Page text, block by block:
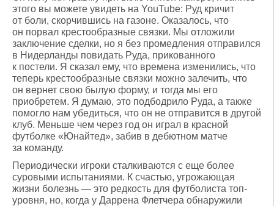
этого вы можете увидеть на YouTube: Руд кричит
от боли, скорчившись на газоне. Оказалось, что
он порвал крестообразные связки. Мы отложили
заключение сделки, но я без промедления отправился
в Нидерланды повидать Руда, прикованного
к постели. Я сказал ему, что времена изменились, что
теперь крестообразные связки можно залечить, что
он вернет свою былую форму, и тогда мы его
приобретем. Я думаю, это подбодрило Руда, а также
помогло нам убедиться, что он не отправится в другой
клуб. Меньше чем через год он играл в красной
футболке «Юнайтед», забив в дебютном матче
за команду.
Периодически игроки сталкиваются с еще более
суровыми испытаниями. К счастью, угрожающая
жизни болезнь — это редкость для футболиста топ-
уровня, но, когда у Даррена Флетчера обнаружили